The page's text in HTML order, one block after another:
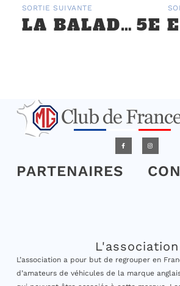
SORTIE SUIVANTE
LA BALADE DES GENS HEUREUX 2023 À PUIMICHEL
PARTENAIRES
L'association
L’association a pour but de regrouper en
d’amateurs de véhicules de la marque